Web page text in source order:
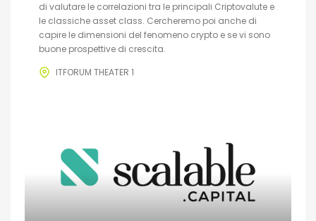
di valutare le correlazioni tra le principali Criptovalute e
le classiche asset class. Cercheremo poi anche di
capire le dimensioni del fenomeno crypto e se vi sono
buone prospettive di crescita.
ITFORUM THEATER 1